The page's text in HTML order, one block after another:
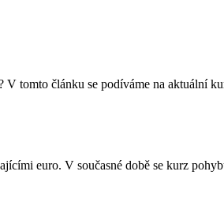
tomto článku se podíváme na aktuální
euro. V současné době se kurz